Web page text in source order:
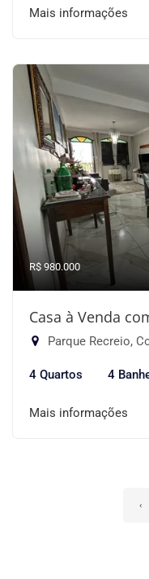
Mais informações
R$ 980.000
Casa à Venda
Parque Recreio,
4 Quartos 4
Mais informações
‹